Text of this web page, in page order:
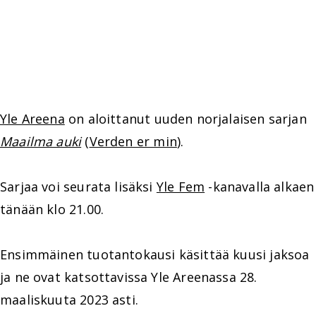
Yle Areena on aloittanut uuden norjalaisen sarjan
Maailma auki(Verden er min).
Sarjaa voi seurata lisäksi Yle Fem -kanavalla alkaen
tänään klo 21.00.
Ensimmäinen tuotantokausi käsittää kuusi jaksoa
ja ne ovat katsottavissa Yle Areenassa 28.
maaliskuuta 2023 asti.